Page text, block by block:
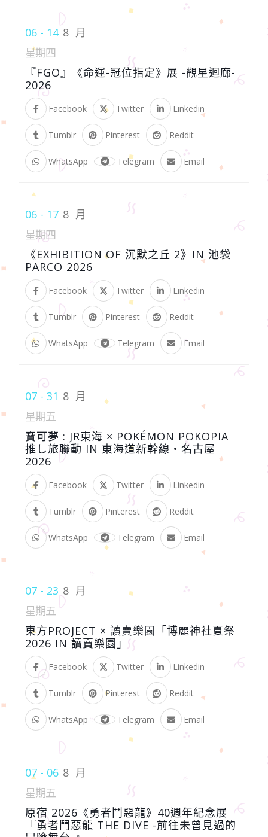
06 - 14 8 月
星期四
『FGO』《命運-冠位指定》展 -觀星迴廊-
2026
Facebook Twitter Linkedin
Tumblr Pinterest Reddit
WhatsApp Telegram Email
06 - 17 8 月
星期四
《EXHIBITION OF 沉默之丘 2》IN 池袋
PARCO 2026
Facebook Twitter Linkedin
Tumblr Pinterest Reddit
WhatsApp Telegram Email
07 - 31 8 月
星期五
寶可夢 : JR東海 × POKÉMON POKOPIA
推し旅聯動 IN 東海道新幹線・名古屋
2026
Facebook Twitter Linkedin
Tumblr Pinterest Reddit
WhatsApp Telegram Email
07 - 23 8 月
星期五
東方PROJECT × 讀賣樂園「博麗神社夏祭
2026 IN 讀賣樂園」
Facebook Twitter Linkedin
Tumblr Pinterest Reddit
WhatsApp Telegram Email
07 - 06 8 月
星期五
原宿 2026《勇者鬥惡龍》40週年紀念展
『勇者鬥惡龍 THE DIVE -前往未曾見過的